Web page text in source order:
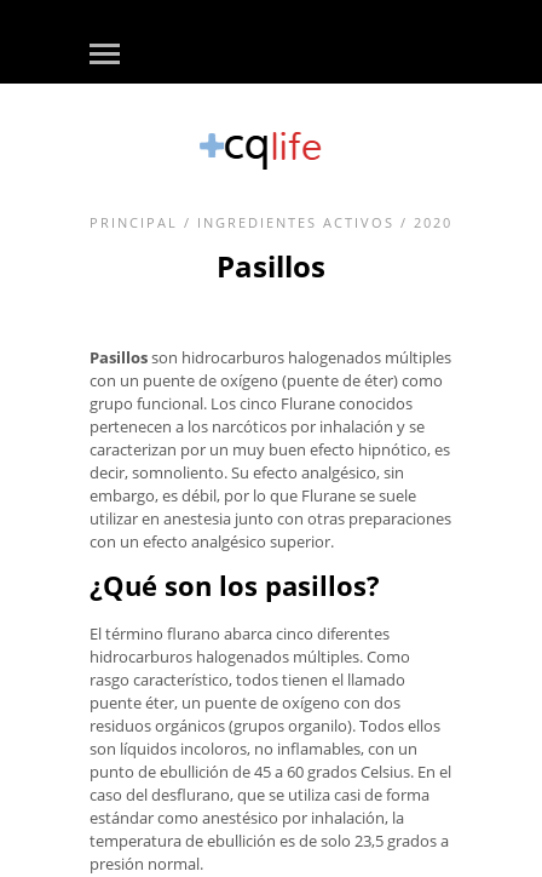
PRINCIPAL / INGREDIENTES ACTIVOS / 2020
Pasillos
Pasillosson hidrocarburos halogenados múltiples
con un puente de oxígeno (puente de éter) como
grupo funcional. Los cinco Flurane conocidos
pertenecen a los narcóticos por inhalación y se
caracterizan por un muy buen efecto hipnótico, es
decir, somnoliento. Su efecto analgésico, sin
embargo, es débil, por lo que Flurane se suele
utilizar en anestesia junto con otras preparaciones
con un efecto analgésico superior.
¿Qué son los pasillos?
El término flurano abarca cinco diferentes
hidrocarburos halogenados múltiples. Como
rasgo característico, todos tienen el llamado
puente éter, un puente de oxígeno con dos
residuos orgánicos (grupos organilo). Todos ellos
son líquidos incoloros, no inflamables, con un
punto de ebullición de 45 a 60 grados Celsius. En el
caso del desflurano, que se utiliza casi de forma
estándar como anestésico por inhalación, la
temperatura de ebullición es de solo 23,5 grados a
presión normal.